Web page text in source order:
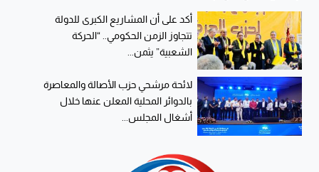
أكد على أن المشاريع الكبرى للدولة
تتجاوز الزمن الحكومي.. “الحركة
الشعبية” يثمن...
لائحة مرشحي حزب الأصالة والمعاصرة
بالدوائر المحلية المعلن عنها خلال
أشغال المجلس...